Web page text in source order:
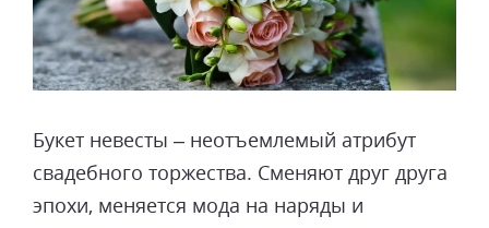
Букет невесты – неотъемлемый атрибут
свадебного торжества. Сменяют друг друга
эпохи, меняется мода на наряды и